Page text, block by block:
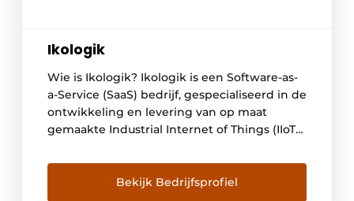
Ikologik
Wie is Ikologik? Ikologik is een Software-as-
a-Service (SaaS) bedrijf, gespecialiseerd in de
ontwikkeling en levering van op maat
gemaakte Industrial Internet of Things (IIoT)
Ikologik, dat zowel productiebedrijven als
machinebouwers bedient, is ontworpen om
Bekijk Bedrijfsprofiel